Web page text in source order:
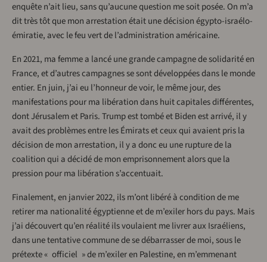
enquête n’ait lieu, sans qu’aucune question me soit posée. On m’a
dit très tôt que mon arrestation était une décision égypto-israélo-
émiratie, avec le feu vert de l’administration américaine.
En 2021, ma femme a lancé une grande campagne de solidarité en
France, et d’autres campagnes se sont développées dans le monde
entier. En juin, j’ai eu l’honneur de voir, le même jour, des
manifestations pour ma libération dans huit capitales différentes,
dont Jérusalem et Paris. Trump est tombé et Biden est arrivé, il y
avait des problèmes entre les Émirats et ceux qui avaient pris la
décision de mon arrestation, il y a donc eu une rupture de la
coalition qui a décidé de mon emprisonnement alors que la
pression pour ma libération s’accentuait.
Finalement, en janvier 2022, ils m’ont libéré à condition de me
retirer ma nationalité égyptienne et de m’exiler hors du pays. Mais
j’ai découvert qu’en réalité ils voulaient me livrer aux Israéliens,
dans une tentative commune de se débarrasser de moi, sous le
prétexte « officiel » de m’exiler en Palestine, en m’emmenant